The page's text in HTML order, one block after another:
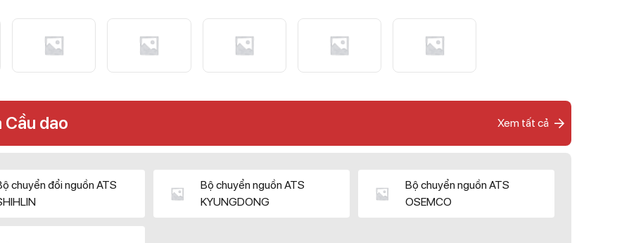
Cầu dao Xem tất cả
chuyển đổi nguồn ATS
Bộ chuyển nguồn ATS
KYUNGDONG
Bộ chuyển nguồn ATS
OSEMCO